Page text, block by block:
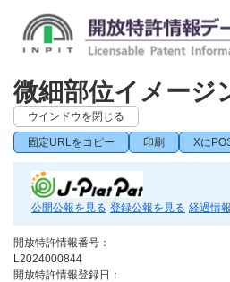
微細部位イメージ
ウインドウを閉じる
固定URLをコピー 印刷 Xに
公開公報を見る 登録公報を見る 経過情
開放特許情報番号：
L2024000844
開放特許情報登録日：